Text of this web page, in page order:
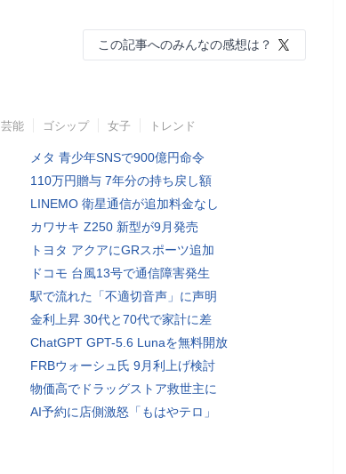
この記事へのみんなの感想は？
芸能 ゴシップ 女子 トレンド
メタ 青少年SNSで900億円命令
110万円贈与 7年分の持ち戻し額
LINEMO 衛星通信が追加料金なし
カワサキ Z250 新型が9月発売
トヨタ アクアにGRスポーツ追加
ドコモ 台風13号で通信障害発生
駅で流れた「不適切音声」に声明
金利上昇 30代と70代で家計に差
ChatGPT GPT-5.6 Lunaを無料開放
FRBウォーシュ氏 9月利上げ検討
物価高でドラッグストア救世主に
AI予約に店側激怒「もはやテロ」